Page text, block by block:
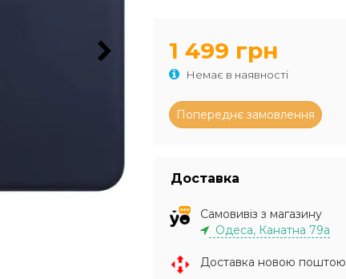
1 499 грн
Немає в наявності
Доставка
Самовивіз з магазину
Одеса, Канатна 79а
Доставка новою поштою